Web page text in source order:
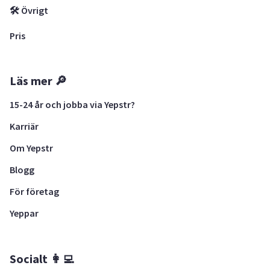
🛠 Övrigt
Pris
Läs mer 🔎
15-24 år och jobba via Yepstr?
Karriär
Om Yepstr
Blogg
För företag
Yeppar
Socialt 👩‍💻